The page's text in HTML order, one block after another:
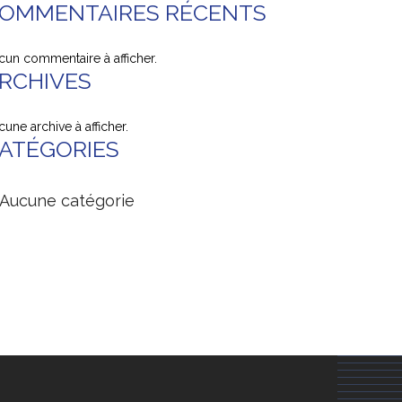
RÉCENTS
commentaire à afficher.
archive à afficher.
Aucune catégorie